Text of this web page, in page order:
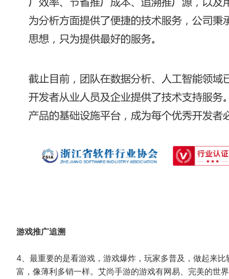
游戏推广追溯
4、最重要的是看游戏，游戏爆炸，玩家多普及，做起来
富，像薄利多销一样。艾尚手游的游戏有网易、完美的世